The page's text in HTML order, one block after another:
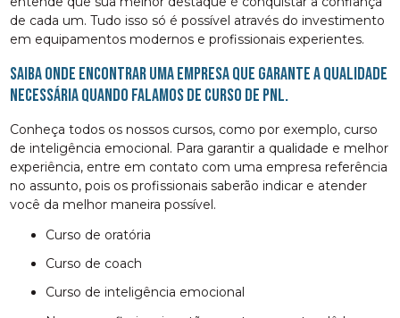
de cada um. Tudo isso só é possível através do investimento
em equipamentos modernos e profissionais experientes.
Saiba onde encontrar uma empresa que garante a qualidade
necessária quando falamos de curso de pnl.
Conheça todos os nossos cursos, como por exemplo, curso
de inteligência emocional. Para garantir a qualidade e melhor
experiência, entre em contato com uma empresa referência
no assunto, pois os profissionais saberão indicar e atender
você da melhor maneira possível.
curso de oratória
curso de coach
curso de inteligência emocional